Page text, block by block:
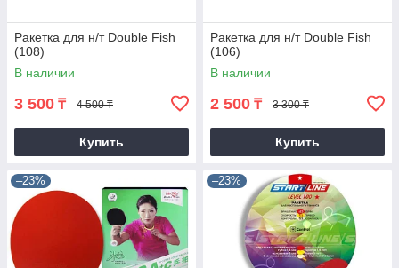
Ракетка для н/т Double Fish
(108)
В наличии
3 500 ₸ 4 500 ₸
Купить
Ракетка для н/т Double Fish
(106)
В наличии
2 500 ₸ 3 300 ₸
Купить
–23% –23%